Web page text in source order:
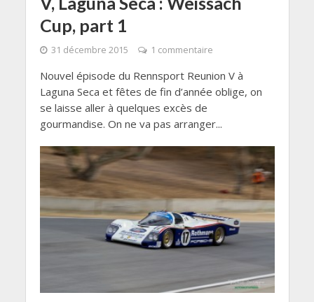
Cup, part 1
31 décembre 2015 1 commentaire
Nouvel épisode du Rennsport Reunion V à
Laguna Seca et fêtes de fin d’année oblige, on
se laisse aller à quelques excès de
gourmandise. On ne va pas arranger...